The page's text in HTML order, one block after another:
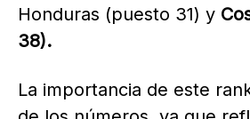
Honduras (puesto 31) y
38).
La importancia de este